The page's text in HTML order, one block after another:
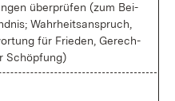
über­prü­fen (zum Bei­
Wahr­heits­an­spruch,
für Frie­den, Ge­rech­
Schöp­fung)